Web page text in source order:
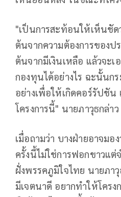
"เป็นการสะท้อนให้เห็นชัด
ต้นจากความต้องการของป
ต้นจากมีเงินเหลือ แล้วจะเ
กองทุนได้อย่างไร ฉะนั้นก
อย่างเพื่อให้เกิดคอร์รัปชัน
โครงการนี้" นายภาวุธกล่าว
เมื่อถามว่า บางฝ่ายอาจมอ
ครั้งนี้ไม่ใช่การฟอกขาวแ
ฝั่งพรรคภูมิใจไทย นายภา
มีเจตนาดี อยากทำให้โครง